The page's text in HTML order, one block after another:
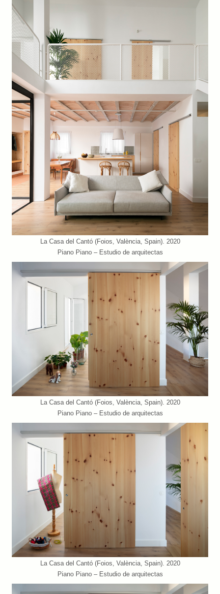
La Casa del Cantó (Foios, València, Spain). 2020
Piano Piano – Estudio de arquitectas
La Casa del Cantó (Foios, València, Spain). 2020
Piano Piano – Estudio de arquitectas
La Casa del Cantó (Foios, València, Spain). 2020
Piano Piano – Estudio de arquitectas